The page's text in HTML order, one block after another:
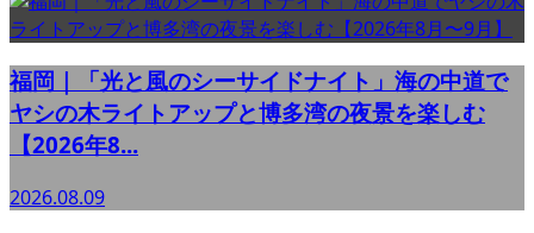
福岡｜「光と風のシーサイドナイト」海の中道で
ヤシの木ライトアップと博多湾の夜景を楽しむ
【2026年8...
2026.08.09